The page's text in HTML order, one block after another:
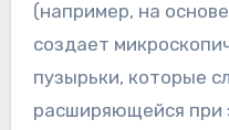
(например, на
создает
пузырьки, которые
расширяющейся при